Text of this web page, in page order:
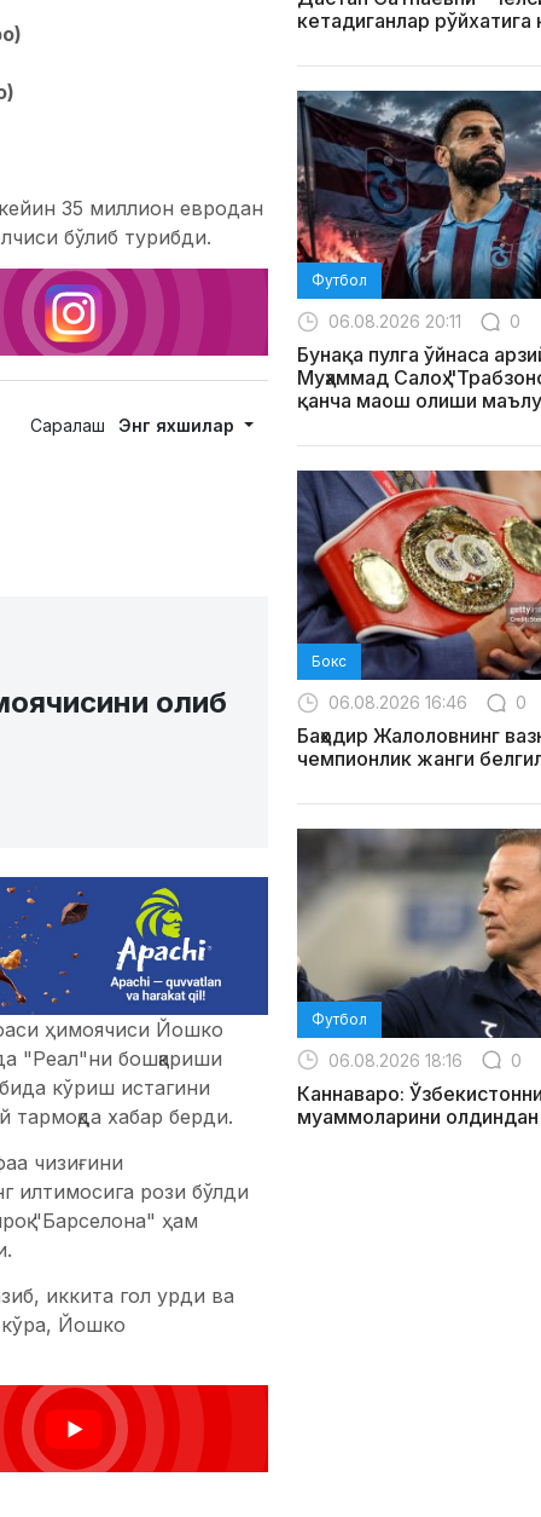
35 миллион евродан
бўлиб турибди.
Саралаш Энг яхшилар
олиб
ҳимоячиси Йошко
"Реал"ни бошқариши
кўриш истагини
хабар берди.
чизиғини
илтимосига рози бўлди
"Барселона" ҳам
иккита гол урди ва
Йошко
кетадиганлар
Футбол
06.08.2026 20:11 0
Бунақа пулга ўйнаса
Муҳаммад Салоҳ
қанча маош олиши
Бокс
06.08.2026 16:46 0
Баҳодир Жалоловнинг
чемпионлик жанги
Футбол
06.08.2026 18:16 0
Каннаваро:
муаммоларини олдиндан